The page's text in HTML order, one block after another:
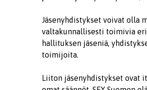
Jäsenyhdistykset voivat olla
valtakunnallisesti toimivia
hallituksen jäseniä,
toimijoita.
Liiton jäsenyhdistykset ovat